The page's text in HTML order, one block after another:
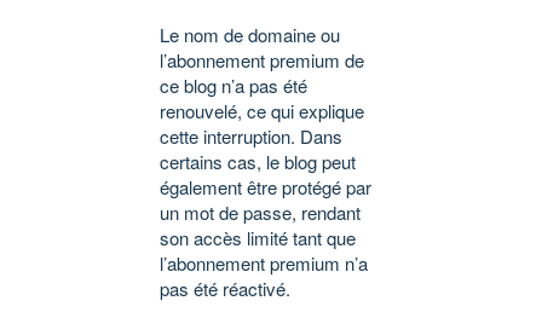
Le nom de domaine ou
l’abonnement premium de
ce blog n’a pas été
renouvelé, ce qui explique
cette interruption. Dans
certains cas, le blog peut
également être protégé par
un mot de passe, rendant
son accès limité tant que
l’abonnement premium n’a
pas été réactivé.